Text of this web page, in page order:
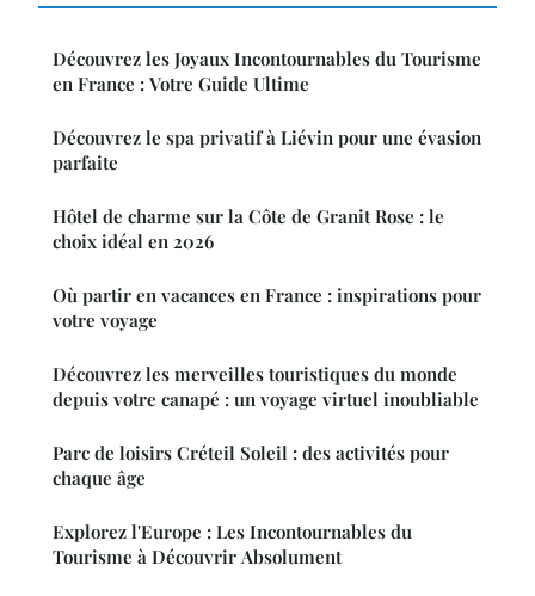
Découvrez les Joyaux Incontournables du Tourisme
en France : Votre Guide Ultime
Découvrez le spa privatif à Liévin pour une évasion
parfaite
Hôtel de charme sur la Côte de Granit Rose : le
choix idéal en 2026
Où partir en vacances en France : inspirations pour
votre voyage
Découvrez les merveilles touristiques du monde
depuis votre canapé : un voyage virtuel inoubliable
Parc de loisirs Créteil Soleil : des activités pour
chaque âge
Explorez l'Europe : Les Incontournables du
Tourisme à Découvrir Absolument